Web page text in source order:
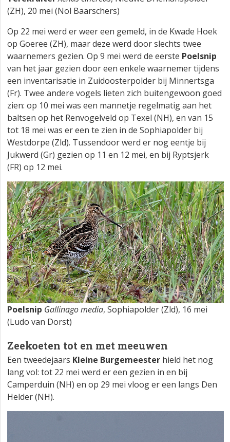
(ZH), 20 mei (Nol Baarschers)
Op 22 mei werd er weer een gemeld, in de Kwade Hoek
op Goeree (ZH), maar deze werd door slechts twee
waarnemers gezien. Op 9 mei werd de eerste Poelsnip
van het jaar gezien door een enkele waarnemer tijdens
een inventarisatie in Zuidoosterpolder bij Minnertsga
(Fr). Twee andere vogels lieten zich buitengewoon goed
zien: op 10 mei was een mannetje regelmatig aan het
baltsen op het Renvogelveld op Texel (NH), en van 15
tot 18 mei was er een te zien in de Sophiapolder bij
Westdorpe (Zld). Tussendoor werd er nog eentje bij
Jukwerd (Gr) gezien op 11 en 12 mei, en bij Ryptsjerk
(FR) op 12 mei.
Poelsnip Gallinago media, Sophiapolder (Zld), 16 mei
(Ludo van Dorst)
Zeekoeten tot en met meeuwen
Een tweedejaars Kleine Burgemeester hield het nog
lang vol: tot 22 mei werd er een gezien in en bij
Camperduin (NH) en op 29 mei vloog er een langs Den
Helder (NH).